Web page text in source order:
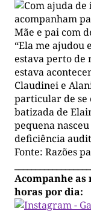
Mãe e pai com
“Ela me ajudou
estava perto de
estava
Claudinei e
particular de se
batizada de
pequena
deficiência
Fonte: Razões
Acompanhe as
horas por dia: